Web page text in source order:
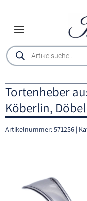
Products
search
Tortenheber
Köberlin,
Artikelnummer:571256